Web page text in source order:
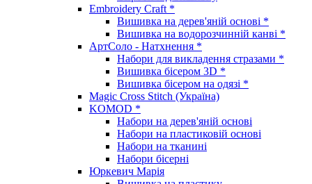
Embroidery Craft *
Вишивка на дерев'яній основі *
Вишивка на водорозчинній канві *
АртСоло - Натхнення *
Набори для викладення стразами *
Вишивка бісером 3D *
Вишивка бісером на одязі *
Magic Cross Stitch (Україна)
KOMOD *
Набори на дерев'яній основі
Набори на пластиковій основі
Набори на тканині
Набори бісерні
Юркевич Марія